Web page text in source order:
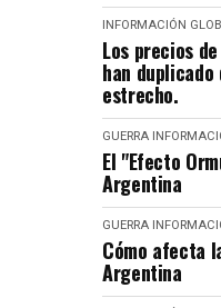
INFORMACIÓN
Los precios
han
estrecho.
GUERRA
El "Efecto
Argentina
GUERRA
Cómo afecta
Argentina